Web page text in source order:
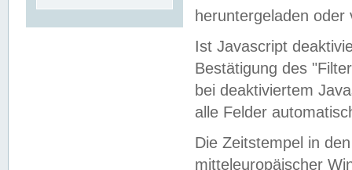
heruntergeladen oder
Ist Javascript
Bestätigung des
bei deaktiviertem
alle Felder
Die Zeitstempel in
mitteleuropäischer